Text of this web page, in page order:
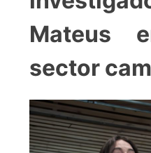
Mateus
sector